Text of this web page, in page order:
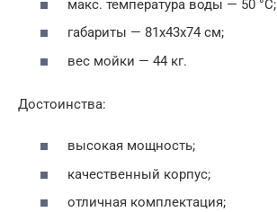
макс. температура воды — 50 °С;
габариты — 81x43x74 см;
вес мойки — 44 кг.
Достоинства:
высокая мощность;
качественный корпус;
отличная комплектация;